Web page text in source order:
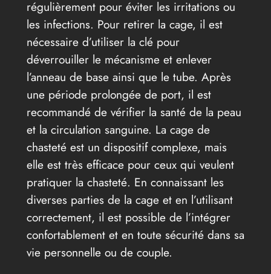
régulièrement pour éviter les irritations ou
les infections. Pour retirer la cage, il est
nécessaire d’utiliser la clé pour
déverrouiller le mécanisme et enlever
l’anneau de base ainsi que le tube. Après
une période prolongée de port, il est
recommandé de vérifier la santé de la peau
et la circulation sanguine. La cage de
chasteté est un dispositif complexe, mais
elle est très efficace pour ceux qui veulent
pratiquer la chasteté. En connaissant les
diverses parties de la cage et en l’utilisant
correctement, il est possible de l’intégrer
confortablement et en toute sécurité dans sa
vie personnelle ou de couple.